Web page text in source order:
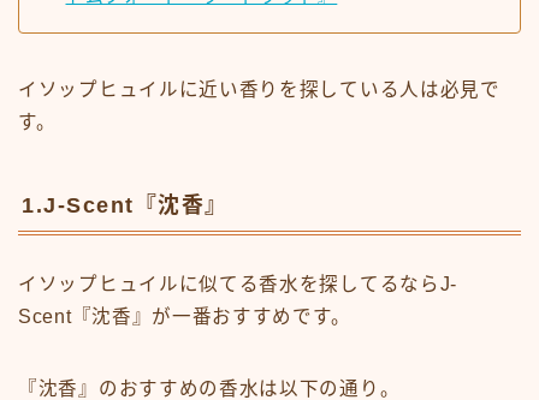
イソップヒュイルに近い香りを探している人は必見で
す。
1.J-Scent『沈香』
イソップヒュイルに似てる香水を探してるならJ-
Scent『沈香』が一番おすすめです。
『沈香』のおすすめの香水は以下の通り。